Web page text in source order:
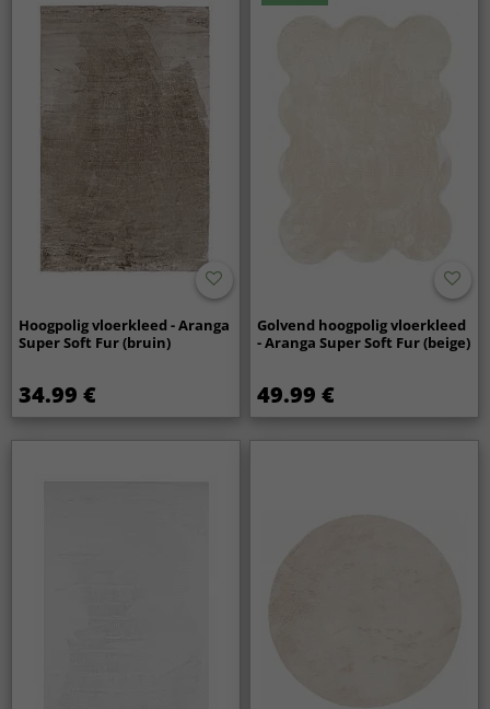
Hoogpolig vloerkleed - Aranga
Super Soft Fur (bruin)
34.99 €
Golvend hoogpolig vloerkleed
- Aranga Super Soft Fur (beige)
49.99 €